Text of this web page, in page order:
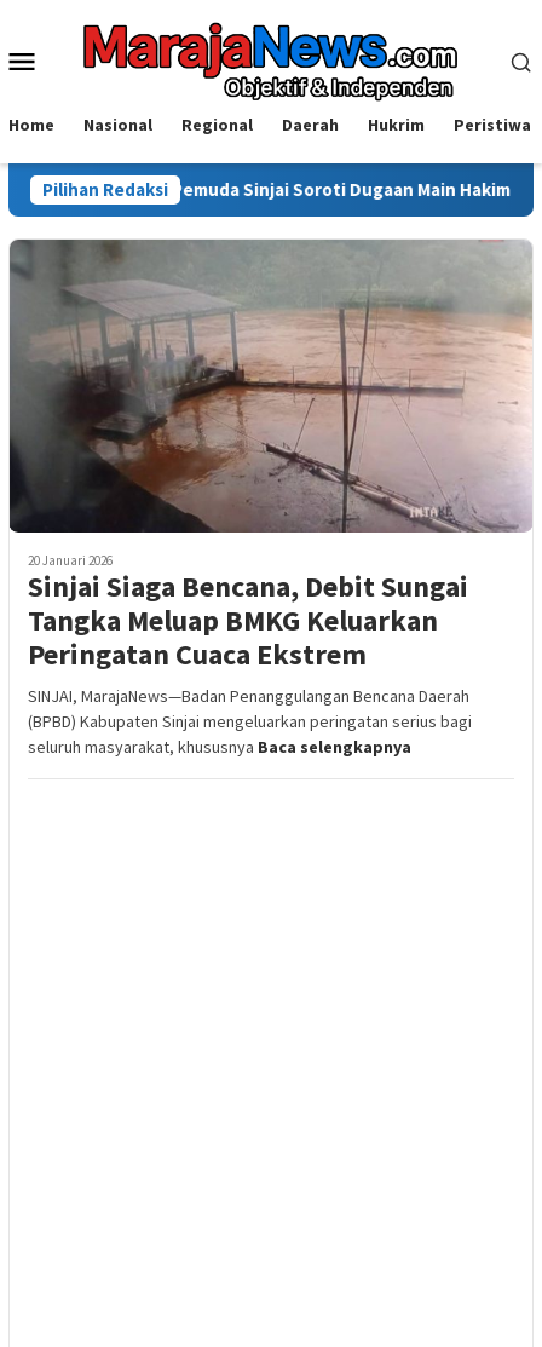
konten
Menu
Home Nasional Regional Daerah Hukrim Peristiwa
Pilihan Redaksi
Pemuda Sinjai Soroti Dugaan Main Hakim Sendiri di
20 Januari 2026
Sinjai Siaga Bencana, Debit Sungai
Tangka Meluap BMKG Keluarkan
Peringatan Cuaca Ekstrem
SINJAI, MarajaNews—Badan Penanggulangan Bencana Daerah
(BPBD) Kabupaten Sinjai mengeluarkan peringatan serius bagi
seluruh masyarakat, khususnya Baca selengkapnya